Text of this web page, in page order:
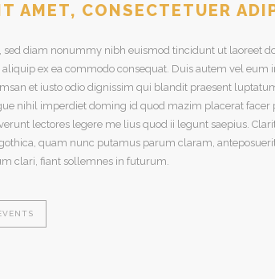
AMET, CONSECTETUER
diam nonummy nibh euismod tincidunt ut laoreet
ex ea commodo consequat. Duis autem vel
et iusto odio dignissim qui blandit praesent
nihil imperdiet doming id quod mazim placerat facer
lectores legere me lius quod ii legunt saepius.
quam nunc putamus parum claram,
clari, fiant sollemnes in futurum.